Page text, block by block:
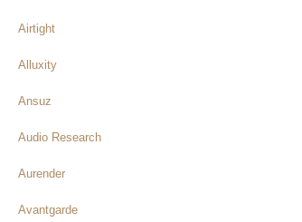
Airtight
Alluxity
Ansuz
Audio Research
Aurender
Avantgarde